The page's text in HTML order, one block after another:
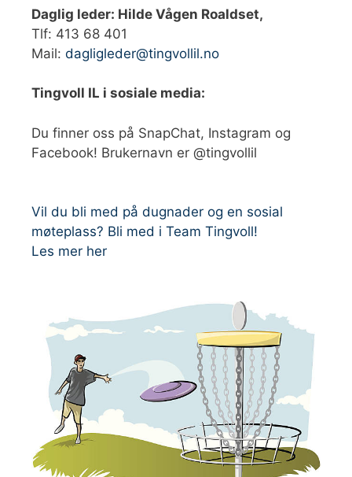
Daglig leder: Hilde Vågen Roaldset,
Tlf: 413 68 401‬
Mail: dagligleder@tingvollil.no
Tingvoll IL i sosiale media:
Du finner oss på SnapChat, Instagram og
Facebook! Brukernavn er @tingvollil
Vil du bli med på dugnader og en sosial
møteplass? Bli med i Team Tingvoll!
Les mer her